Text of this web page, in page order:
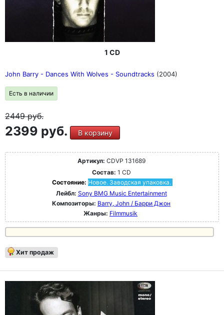
1 CD
John Barry - Dances With Wolves - Soundtracks (2004)
Есть в наличии
2449руб.
2399 руб. В корзину
Артикул: CDVP 131689
Состав: 1 CD
Состояние: Новое. Заводская упаковка.
Лейбл: Sony BMG Music Entertainment
Композиторы: Barry, John / Барри Джон
Жанры: Filmmusik
Хит продаж